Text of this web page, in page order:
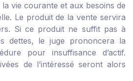
vie courante et aux besoins de
Le produit de la vente servira
Si ce produit ne suffit pas à
dettes, le juge prononcera la
pour insuffisance d’actif.
de l’intéressé seront alors